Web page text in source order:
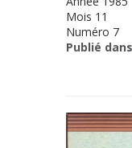
Mois 11
Numéro 7
Publié dans